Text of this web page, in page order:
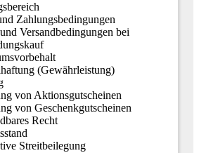
Zahlungsbedingungen
Versandbedingungen bei
(Gewährleistung)
von Aktionsgutscheinen
von Geschenkgutscheinen
Recht
Streitbeilegung